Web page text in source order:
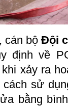
cán bộĐội
định về
xảy ra
sử
bằng